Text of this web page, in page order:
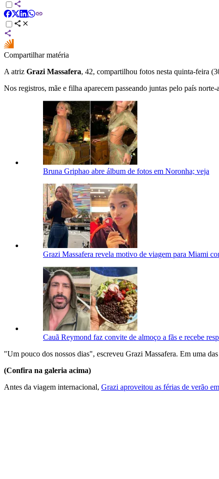
Compartilhar matéria
A atriz Grazi Massafera, 42, compartilhou fotos nesta quinta-feira
Nos registros, mãe e filha aparecem passeando juntas pelo país norte-
Bruna Griphao abre álbum de fotos em Noronha; veja
Grazi Massafera revela motivo de viagem para Miami
Cauã Reymond faz convite de almoço a fãs e recebe
"Um pouco dos nossos dias", escreveu Grazi Massafera. Em uma
(Confira na galeria acima)
Antes da viagem internacional, Grazi aproveitou as férias de verão